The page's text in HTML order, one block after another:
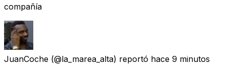
compañía
JuanCoche (@la_marea_alta) reportó hace 9 minutos